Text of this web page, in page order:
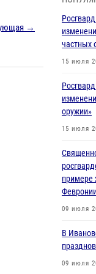
→
В
В
участие
02
В
частных
15 июля
оружии»
15 июля
примере
09 июля
В
09 июля